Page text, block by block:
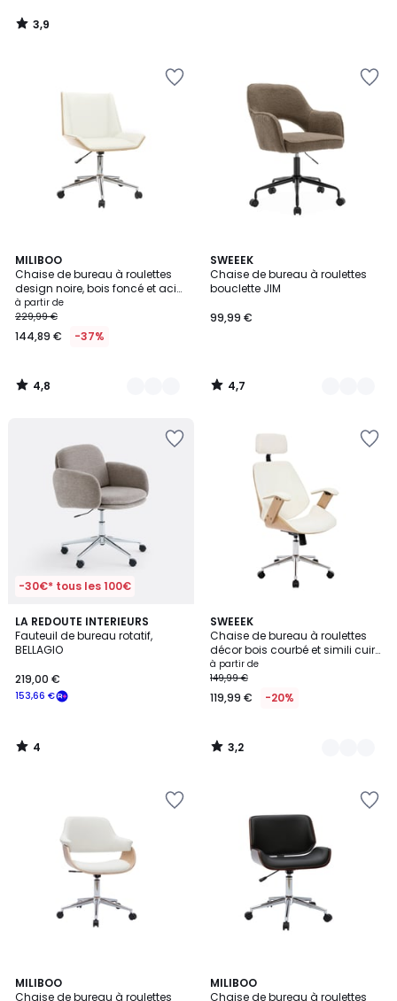
3,9
/
MILIBOO
Chaise de bureau à roulettes
design noire, bois foncé et acier
chromé MELKIOR
à partir de
229,99 €
144,89 € -37%
4,8
/ 5
2
Couleurs
4,8
/
SWEEEK
Chaise de bureau à roulettes
bouclette JIM
99,99 €
4,7
/ 5
4
Couleurs
4,7
/
-30€* tous les 100€
LA REDOUTE INTERIEURS
Fauteuil de bureau rotatif,
BELLAGIO
153,66 €
219,00 €
4
/
5
4
/
SWEEEK
Chaise de bureau à roulettes
décor bois courbé et simili cuir
MICHAEL
à partir de
149,99 €
119,99 € -20%
3,2
/ 5
2
Couleurs
3,2
/
MILIBOO
Chaise de bureau à roulettes
4,8
/ 5
MILIBOO
Chaise de bureau à roulettes
5
/
2